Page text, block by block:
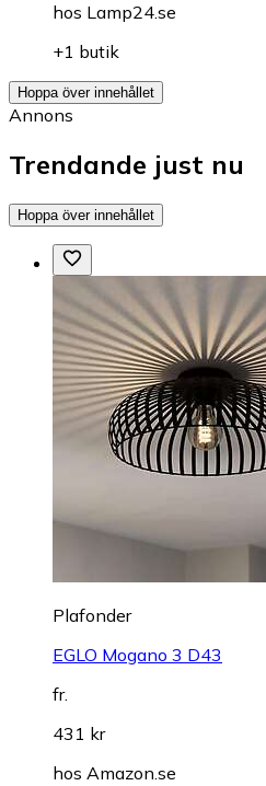
hos Lamp24.se
+1 butik
Hoppa över innehållet
Annons
Trendande just nu
Hoppa över innehållet
Plafonder
EGLO Mogano 3 D43
fr.
431 kr
hos Amazon.se